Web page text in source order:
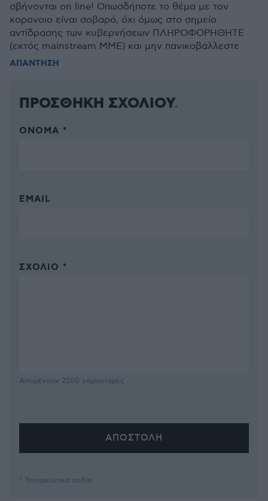
σβήνονται on line! Οπωσδήποτε το θέμα με τον
κορονοιο είναι σοβαρό, όχι όμως στο σημείο
αντίδρασης των κυβερνήσεων ΠΛΗΡΟΦΟΡΗΘΗΤΕ
(εκτός mainstream ΜΜΕ) και μην πανικοβάλλεστε
ΑΠΑΝΤΗΣΗ
ΠΡΟΣΘΗΚΗ ΣΧΟΛΙΟΥ
ΌΝΟΜΑ *
EMAIL
ΣΧΌΛΙΟ *
Απομένουν 2500 χαρακτήρες
* Υποχρεωτικά πεδία